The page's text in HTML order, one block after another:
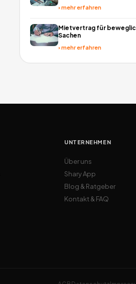
›mehr erfahren
Mietvertrag für
Sachen
›mehr erfahren
UNTERNEHMEN
Über uns
Shary App
Blog & Ratgeber
Kontakt & FAQ